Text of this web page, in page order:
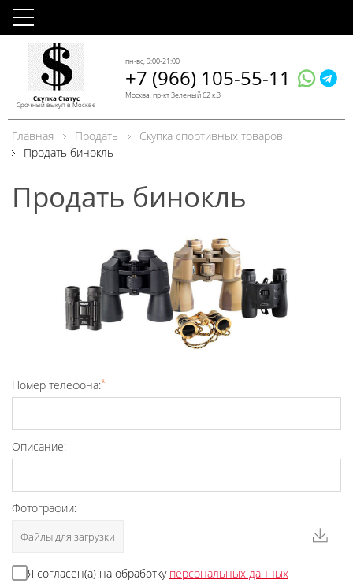
Скупка Статус
Срочный выкуп в Москве
пн-вс, 9:00-21:00
+7 (966) 105-55-11
Москва, пр-кт Зеленый 62 к.3
Главная Продать
Скупка спортивных товаров
Продать бинокль
Продать бинокль
Номер телефона:*
Описание:
Фотографии:
Файлы для загрузки
Я согласен(а) на обработку персональных данных